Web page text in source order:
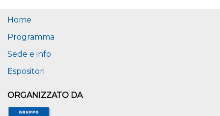
Home
Programma
Sede e info
Espositori
ORGANIZZATO DA